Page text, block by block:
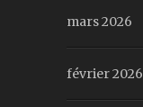
mars 2026
février 2026